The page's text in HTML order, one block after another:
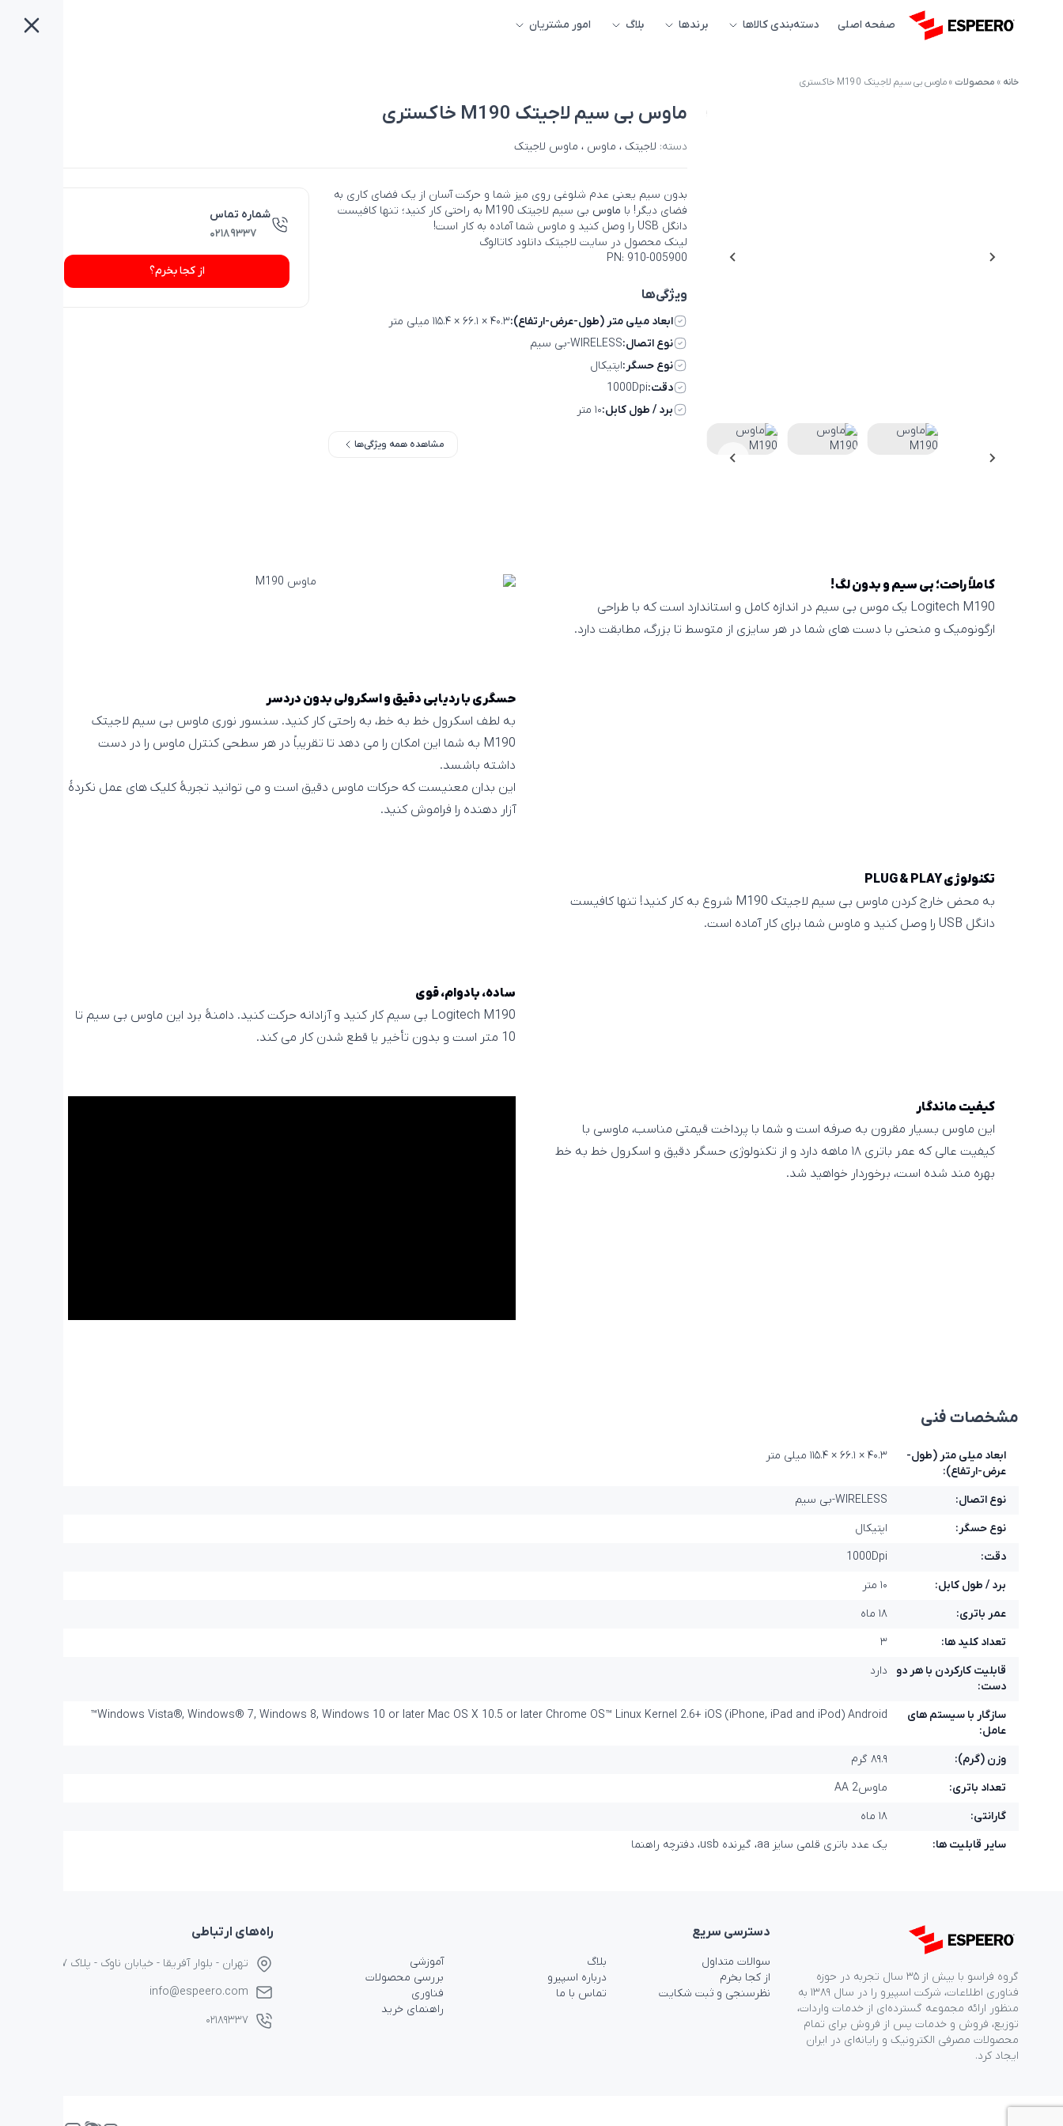
صفحه اصلی دسته‌بندی کالاها برندها بلاگ امور مشتریان
خانه » محصولات»ماوس بی سیم لاجیتک M190 خاکستری
ماوس بی سیم لاجیتک M190 خاکستری
دسته: لاجیتک، ماوس ، ماوس لاجیتک
بدون سیم یعنی عدم شلوغی روی میز شما و حرکت آسان از یک فضای کاری به
فضای دیگر! با ماوس
بی سیم لاجیتک M190 به راحتی کار کنید؛ تنها کافیست
دانگل USB را وصل کنید و ماوس شما آماده به کار است!
لینک محصول در سایت لاجیتک دانلود کاتالوگ
PN: 910-005900
ویژگی‌ها
ابعاد میلی متر (طول-عرض-ارتفاع):۴۰.۳ × ۶۶.۱ × ۱۱۵.۴ میلی متر
نوع اتصال:WIRELESS-بی سیم
نوع حسگر:اپتيکال
دقت:1000Dpi
برد / طول کابل:۱۰ متر
مشاهده همه ویژگی‌ها
شماره تماس
۰۲۱۸۹۳۳۷
از کجا بخرم؟
کاملاً راحت؛ بی سیم و بدون لگ!
Logitech M190 یک موس بی سیم در اندازه کامل و استاندارد است که با طراحی
ارگونومیک و منحنی با دست های شما در هر سایزی از متوسط تا بزرگ، مطابقت دارد.
حسگری با ردیابی دقیق و اسکرولی بدون دردسر
به لطف اسکرول خط به خط، به راحتی کار کنید. سنسور نوری ماوس بی سیم لاجیتک
M190 به شما این امکان را می دهد تا تقریباً در هر سطحی کنترل ماوس را در دست
داشته باشسد.
این بدان معنیست که حرکات ماوس دقیق است و می توانید تجربۀ کلیک های عمل نکردۀ
آزار دهنده را فراموش کنید.
تکنولوژی PLUG & PLAY
به محض خارج کردن ماوس بی سیم لاجیتک M190 شروع به کار کنید! تنها کافیست
دانگل USB را وصل کنید و ماوس شما برای کار آماده است.
ساده، بادوام، قوی
Logitech M190 بی سیم کار کنید و آزادانه حرکت کنید. دامنۀ برد این ماوس بی سیم تا
10 متر است و بدون تأخیر یا قطع شدن کار می کند.
کیفیت ماندگار
این ماوس بسیار مقرون به صرفه است و شما با پرداخت قیمتی مناسب، ماوسی با
کیفیت عالی که عمر باتری ۱۸ ماهه دارد و از تکنولوژی حسگر دقیق و اسکرول خط به خط
بهره مند شده است، برخوردار خواهید شد.
مشخصات فنی
ابعاد میلی متر (طول-
عرض-ارتفاع):
۴۰.۳ × ۶۶.۱ × ۱۱۵.۴ میلی متر
نوع اتصال:
WIRELESS-بی سیم
نوع حسگر:
اپتيکال
دقت:
1000Dpi
برد / طول کابل:
۱۰ متر
عمر باتری:
۱۸ ماه
تعداد کلید ها:
۳
قابليت کارکردن با هر دو
دست:
دارد
سازگار با سیستم های
عامل:
Windows Vista®, Windows® 7, Windows 8, Windows 10 or later Mac OS X 10.5 or later Chrome OS™ Linux Kernel 2.6+ iOS (iPhone, iPad and iPod) Android™
وزن (گرم):
۸۹.۹ گرم
تعداد باتری:
ماوس2 AA
گارانتی:
۱۸ ماه
سایر قابلیت ها:
یک عدد باتری قلمی سایز aa، گیرنده usb، دفترچه راهنما
گروه فراسو با بیش از ۳۵ سال تجربه در حوزه
فناوری اطلاعات، شرکت اسپیرو را در سال ۱۳۸۹ به
منظور ارائه مجموعه گسترده‌ای از خدمات واردات،
توزیع، فروش و خدمات پس از فروش برای تمام
محصولات مصرفی الکترونیک و رایانه‌ای در ایران
ایجاد کرد.
دسترسی‌ سریع
سوالات متداول
از کجا بخرم
نظرسنجی و ثبت شکایت
بلاگ
درباره اسپیرو
تماس با ما
آموزشی
بررسی محصولات
فناوری
راهنمای خرید
راه‌های ارتباطی
تهران - بلوار آفریقا - خیابان ناوک - پلاک ۱۷
info@espeero.com
۰۲۱۸۹۳۳۷